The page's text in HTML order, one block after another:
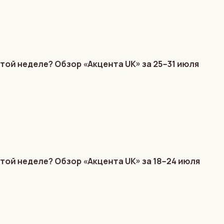
неделе? Обзор «Акцента UK» за 25–31 июля
неделе? Обзор «Акцента UK» за 18–24 июля